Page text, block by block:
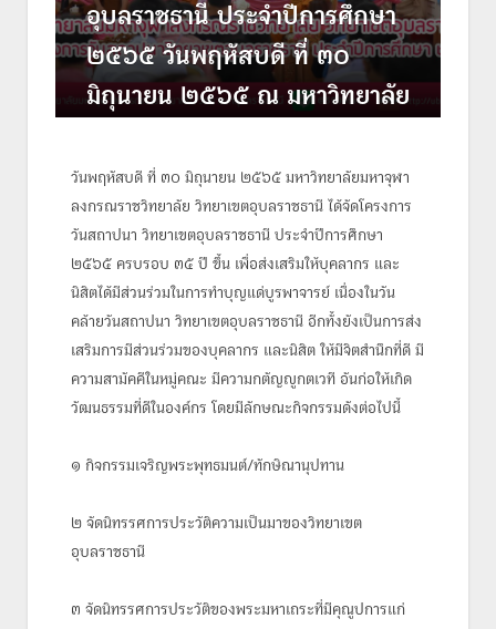
อุบลราชธานี ประจำปีการศึกษา
๒๕๖๕ วันพฤหัสบดี ที่ ๓๐
มิถุนายน ๒๕๖๕ ณ มหาวิทยาลัย
วิทยาเขตอุบลราชธานี ครบปี ๓๕
ปี
by ศุภสิทธิ์ คงทน on มิถุนายน 30, 2022
0
COMMENTS
วันพฤหัสบดี ที่ ๓๐ มิถุนายน ๒๕๖๕ มหาวิทยาลัยมหาจุฬา
ลงกรณราชวิทยาลัย วิทยาเขตอุบลราชธานี ได้จัดโครงการ
วันสถาปนา วิทยาเขตอุบลราชธานี ประจำปีการศึกษา
๒๕๖๕ ครบรอบ ๓๕ ปี ขึ้น เพื่อส่งเสริมให้บุคลากร และ
นิสิตได้มีส่วนร่วมในการทำบุญแด่บูรพาจารย์ เนื่องในวัน
คล้ายวันสถาปนา วิทยาเขตอุบลราชธานี อีกทั้งยังเป็นการส่ง
เสริมการมีส่วนร่วมของบุคลากร และนิสิต ให้มีจิตสำนึกที่ดี มี
ความสามัคคีในหมู่คณะ มีความกตัญญูกตเวที อันก่อให้เกิด
วัฒนธรรมที่ดีในองค์กร โดยมีลักษณะกิจกรรมดังต่อไปนี้
๑ กิจกรรมเจริญพระพุทธมนต์/ทักษิณานุปทาน
๒ จัดนิทรรศการประวัติความเป็นมาของวิทยาเขต
อุบลราชธานี
๓ จัดนิทรรศการประวัติของพระมหาเถระที่มีคุณูปการแก่